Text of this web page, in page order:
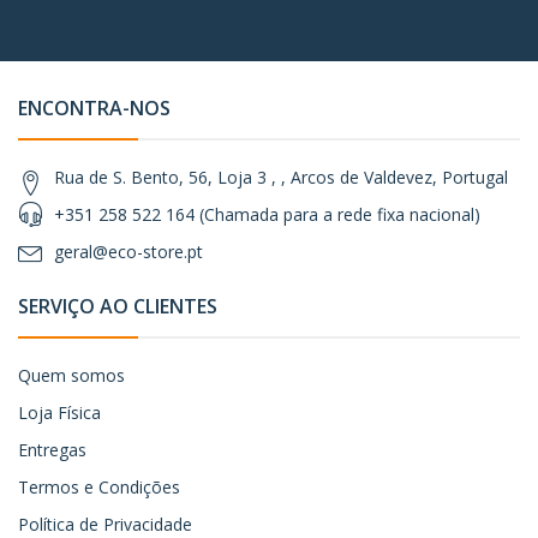
ENCONTRA-NOS
Rua de S. Bento, 56, Loja 3 , , Arcos de Valdevez, Portugal
+351 258 522 164 (Chamada para a rede fixa nacional)
geral@eco-store.pt
SERVIÇO AO CLIENTES
Quem somos
Loja Física
Entregas
Termos e Condições
Política de Privacidade